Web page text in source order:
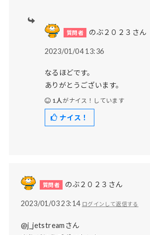
のぶ２０２３さん
2023/01/04 13:36
なるほどです。
ありがとうございます。
1人がナイス！しています
ナイス！
のぶ２０２３さん
2023/01/03 23:14 ログインして返信する
@j_jetstreamさん